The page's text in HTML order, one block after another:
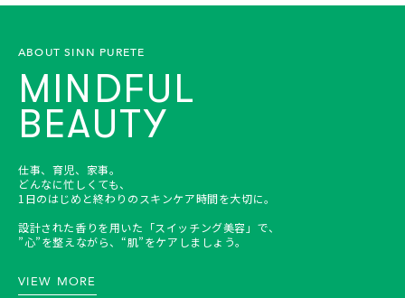
ABOUT SINN PURETE
MINDFUL
BEAUTY
仕事、育児、家事。
どんなに忙しくても、
1日のはじめと終わりのスキンケア時間を大切に。
設計された香りを用いた「スイッチング美容」で、
”心”を整えながら、“肌”をケアしましょう。
VIEW MORE